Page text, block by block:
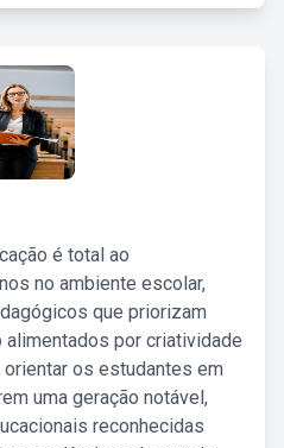
é total ao
no ambiente escolar,
que priorizam
por criatividade
os estudantes em
uma geração notável,
reconhecidas